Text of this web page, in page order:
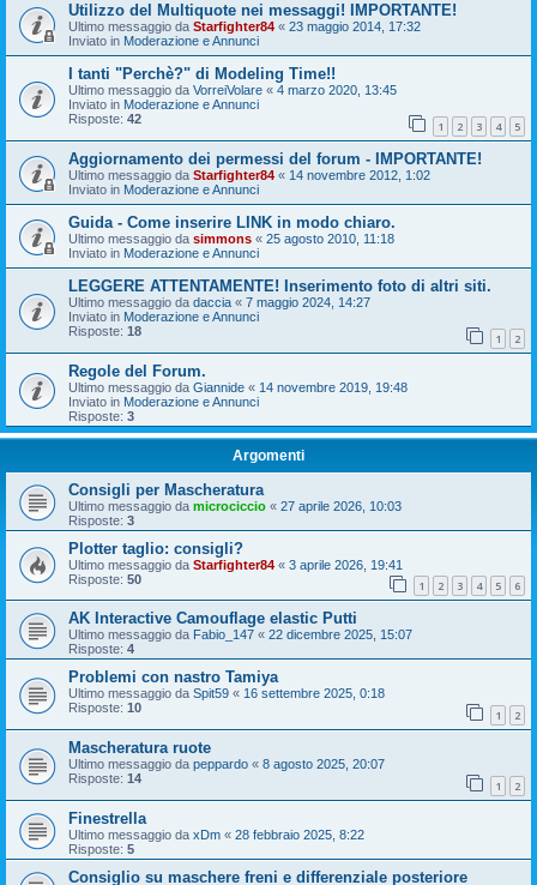
Utilizzo del Multiquote nei messaggi! IMPORTANTE!
Ultimo messaggio da Starfighter84 « 23 maggio 2014, 17:32
Inviato in Moderazione e Annunci
I tanti "Perchè?" di Modeling Time!!
Ultimo messaggio da VorreiVolare « 4 marzo 2020, 13:45
Inviato in Moderazione e Annunci
Risposte: 42 1 2 3 4 5
Aggiornamento dei permessi del forum - IMPORTANTE!
Ultimo messaggio da Starfighter84 « 14 novembre 2012, 1:02
Inviato in Moderazione e Annunci
Guida - Come inserire LINK in modo chiaro.
Ultimo messaggio da simmons « 25 agosto 2010, 11:18
Inviato in Moderazione e Annunci
LEGGERE ATTENTAMENTE! Inserimento foto di altri siti.
Ultimo messaggio da daccia « 7 maggio 2024, 14:27
Inviato in Moderazione e Annunci
Risposte: 18 1 2
Regole del Forum.
Ultimo messaggio da Giannide « 14 novembre 2019, 19:48
Inviato in Moderazione e Annunci
Risposte: 3
Argomenti
Consigli per Mascheratura
Ultimo messaggio da microciccio « 27 aprile 2026, 10:03
Risposte: 3
Plotter taglio: consigli?
Ultimo messaggio da Starfighter84 « 3 aprile 2026, 19:41
Risposte: 50 1 2 3 4 5 6
AK Interactive Camouflage elastic Putti
Ultimo messaggio da Fabio_147 « 22 dicembre 2025, 15:07
Risposte: 4
Problemi con nastro Tamiya
Ultimo messaggio da Spit59 « 16 settembre 2025, 0:18
Risposte: 10 1 2
Mascheratura ruote
Ultimo messaggio da peppardo « 8 agosto 2025, 20:07
Risposte: 14 1 2
Finestrella
Ultimo messaggio da xDm « 28 febbraio 2025, 8:22
Risposte: 5
Consiglio su maschere freni e differenziale posteriore